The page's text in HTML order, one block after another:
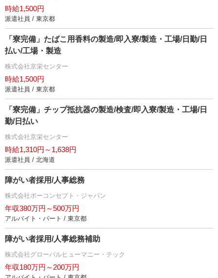
時給1,500円
派遣社員 / 東京都
「寮完備」たばこ用香料の製造/即入寮/製造・工場/日勤/日
払い/工場・製造
株式会社京栄センター
時給1,500円
派遣社員 / 東京都
「寮完備」チップ抵抗器の製造/検査/即入寮/製造・工場/日
勤/日払い
株式会社京栄センター
時給1,310円～1,638円
派遣社員 / 北海道
障がい者採用/人事総務
株式会社ボーコンセプト・ジャパン
年収380万円～500万円
アルバイト・パート / 東京都
障がい者採用/人事総務補助
株式会社グローバルヒューマニー・テック
年収180万円～200万円